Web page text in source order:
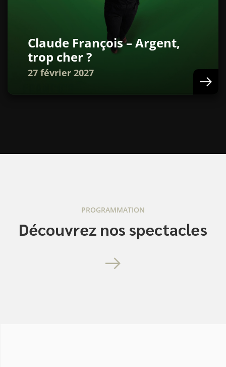
Claude François – Argent,
trop cher ?
27 février 2027
PROGRAMMATION
Découvrez nos spectacles